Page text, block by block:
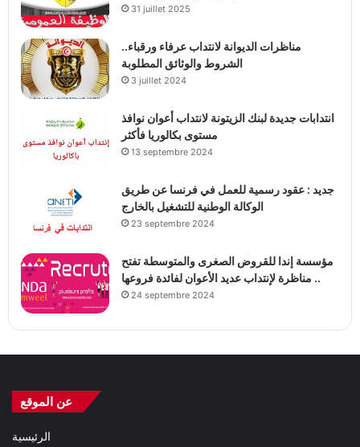
31 juillet 2025
مناظرات الديوانة لانتداب عرفاء ورقباء..
الشروط والوثائق المطلوبة
3 juillet 2024
انتدابات جديدة لبنك الزيتونة لانتداب أعوان نوافذ
مستوى بكالوريا فأكثر
13 septembre 2024
جديد : عقود رسمية للعمل في فرنسا عن طريق
الوكالة الوطنية للتشغيل بالخارج
23 septembre 2024
مؤسسة إندا للقروض الصغرى والمتوسطة تفتح
مناظرة لإنتداب عديد الأعوان لفائدة فروعها ..
24 septembre 2024
عن الموقع
الرئيسية